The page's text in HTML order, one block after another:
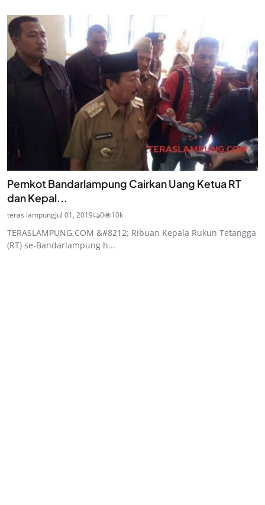
Pemkot Bandarlampung Cairkan Uang Ketua RT
dan Kepal...
teras lampungJul 01, 2019 0 10k
TERASLAMPUNG.COM &#8212; Ribuan Kepala Rukun Tetangga
(RT) se-Bandarlampung h...